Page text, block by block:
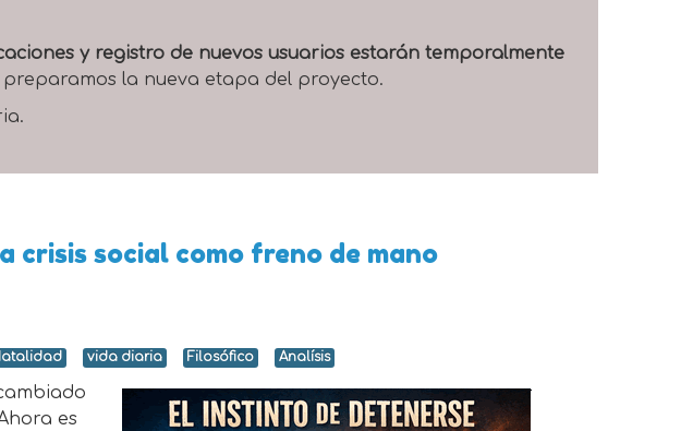
y registro de nuevos usuarios estarán temporalmente
la nueva etapa del proyecto.
crisis social como freno de mano
vida diaria Filosófico Analísis
es